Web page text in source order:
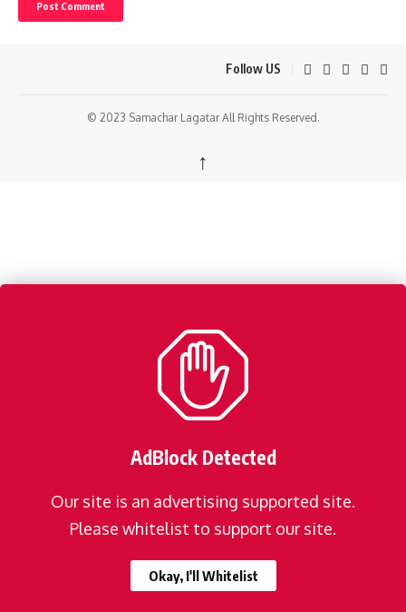
Follow US
© 2023 Samachar Lagatar All Rights Reserved.
↑
AdBlock Detected
Our site is an advertising supported site.
Please whitelist to support our site.
Okay, I'll Whitelist